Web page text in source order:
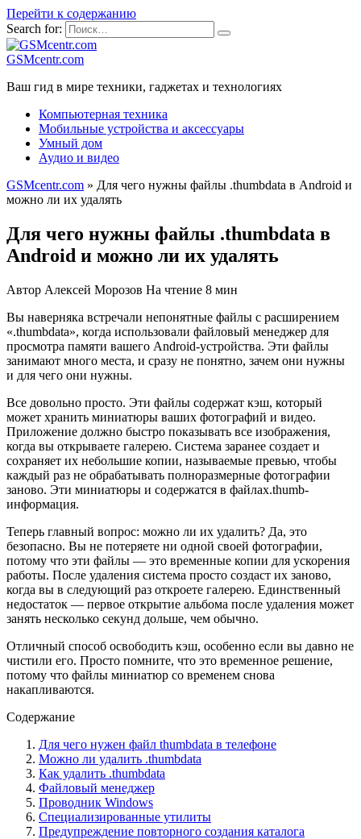
Перейти к содержанию
Search for:
GSMcentr.com
Ваш гид в мире техники, гаджетах и технологиях
Компьютерная техника
Мобильные устройства и аксессуары
Умный дом
Аудио и видео
GSMcentr.com » Для чего нужны файлы .thumbdata в Android и
можно ли их удалять
Для чего нужны файлы .thumbdata в
Android и можно ли их удалять
Автор Алексей Морозов На чтение 8 мин
Вы наверняка встречали непонятные файлы с расширением
«.thumbdata», когда использовали файловый менеджер для
просмотра памяти вашего Android-устройства. Эти файлы
занимают много места, и сразу не понятно, зачем они нужны
и для чего они нужны.
Все довольно просто. Эти файлы содержат кэш, который
может хранить миниатюры ваших фотографий и видео.
Приложение должно быстро показывать все изображения,
когда вы открываете галерею. Система заранее создает и
сохраняет их небольшие копии, называемые превью, чтобы
каждый раз не обрабатывать полноразмерные фотографии
заново. Эти миниатюры и содержатся в файлах.thumb-
информация.
Теперь главный вопрос: можно ли их удалить? Да, это
безопасно. Вы не потеряете ни одной своей фотографии,
потому что эти файлы — это временные копии для ускорения
работы. После удаления система просто создаст их заново,
когда вы в следующий раз откроете галерею. Единственный
недостаток — первое открытие альбома после удаления может
занять несколько секунд дольше, чем обычно.
Отличный способ освободить кэш, особенно если вы давно не
чистили его. Просто помните, что это временное решение,
потому что файлы миниатюр со временем снова
накапливаются.
Содержание
Для чего нужен файл thumbdata в телефоне
Можно ли удалить .thumbdata
Как удалить .thumbdata
Файловый менеджер
Проводник Windows
Специализированные утилиты
Предупреждение повторного создания каталога